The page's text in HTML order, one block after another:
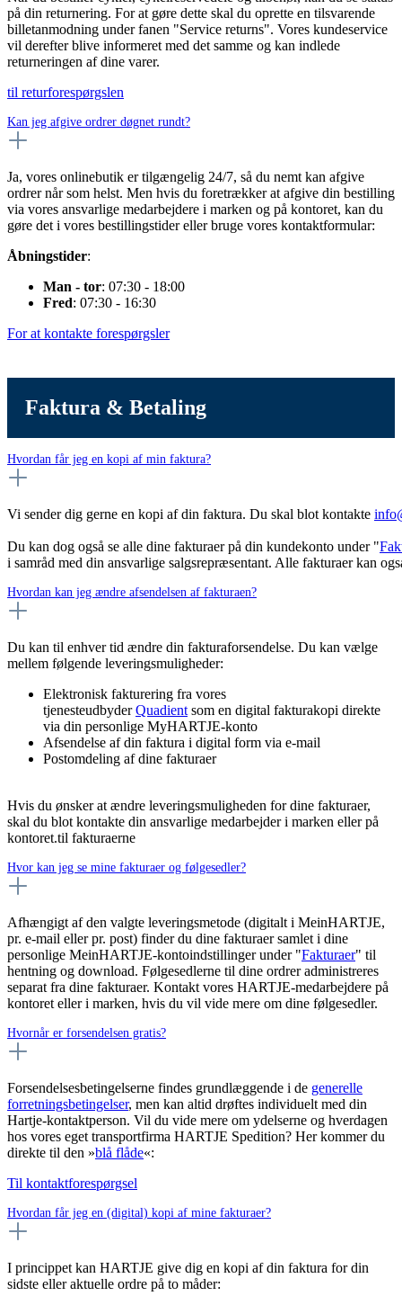
på din returnering. For at gøre dette skal du oprette en tilsvarende
billetanmodning under fanen "Service returns". Vores kundeservice
vil derefter blive informeret med det samme og kan indlede
returneringen af dine varer.
til returforespørgslen
Kan jeg afgive ordrer døgnet rundt?
Ja, vores onlinebutik er tilgængelig 24/7, så du nemt kan afgive
ordrer når som helst. Men hvis du foretrækker at afgive din bestilling
via vores ansvarlige medarbejdere i marken og på kontoret, kan du
gøre det i vores bestillingstider eller bruge vores kontaktformular:
Åbningstider:
Man - tor: 07:30 - 18:00
Fred: 07:30 - 16:30
For at kontakte forespørgsler
Faktura & Betaling
Hvordan får jeg en kopi af min faktura?
Vi sender dig gerne en kopi af din faktura. Du skal blot kontakte
Du kan dog også se alle dine fakturaer på din kundekonto under "
i samråd med din ansvarlige salgsrepræsentant. Alle fakturaer kan
Hvordan kan jeg ændre afsendelsen af fakturaen?
Du kan til enhver tid ændre din fakturaforsendelse. Du kan vælge
mellem følgende leveringsmuligheder:
Elektronisk fakturering fra vores
tjenesteudbyderQuadient som en digital fakturakopi direkte
via din personlige MyHARTJE-konto
Afsendelse af din faktura i digital form via e-mail
Postomdeling af dine fakturaer
Hvis du ønsker at ændre leveringsmuligheden for dine fakturaer,
skal du blot kontakte din ansvarlige medarbejder i marken eller på
kontoret.til fakturaerne
Hvor kan jeg se mine fakturaer og følgesedler?
Afhængigt af den valgte leveringsmetode (digitalt i MeinHARTJE,
pr. e-mail eller pr. post) finder du dine fakturaer samlet i dine
personlige MeinHARTJE-kontoindstillinger under "Fakturaer" til
hentning og download. Følgesedlerne til dine ordrer administreres
separat fra dine fakturaer. Kontakt vores HARTJE-medarbejdere på
kontoret eller i marken, hvis du vil vide mere om dine følgesedler.
Hvornår er forsendelsen gratis?
Forsendelsesbetingelserne findes grundlæggende i de generelle
forretningsbetingelser, men kan altid drøftes individuelt med din
Hartje-kontaktperson. Vil du vide mere om ydelserne og hverdagen
hos vores eget transportfirma HARTJE Spedition? Her kommer du
direkte til den »blå flåde«:
Til kontaktforespørgsel
Hvordan får jeg en (digital) kopi af mine fakturaer?
I princippet kan HARTJE give dig en kopi af din faktura for din
sidste eller aktuelle ordre på to måder: